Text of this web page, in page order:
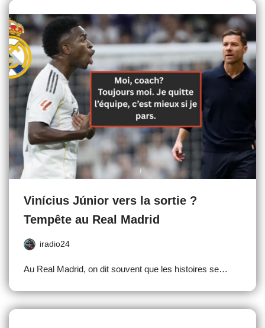
Vinícius Júnior vers la sortie ?
Tempête au Real Madrid
iradio24
Au Real Madrid, on dit souvent que les histoires se…